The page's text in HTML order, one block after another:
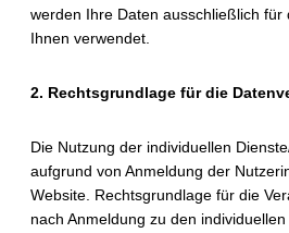
werden Ihre Daten ausschließlich für
Ihnen verwendet.
2. Rechtsgrundlage für die
Die Nutzung der individuellen
aufgrund von Anmeldung der
Website. Rechtsgrundlage für die
nach Anmeldung zu den